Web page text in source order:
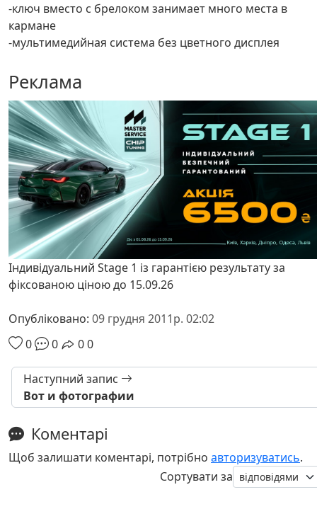
-ключ вместо с брелоком занимает много места в
кармане
-мультимедийная система без цветного дисплея
Реклама
Індивідуальний Stage 1 із гарантією результату за
фіксованою ціною до 15.09.26
Опубліковано: 09 грудня 2011р. 02:02
0
0 00
Наступний запис
Вот и фотографии
Коментарі
Щоб залишати коментарі, потрібно авторизуватись.
Сортувати за